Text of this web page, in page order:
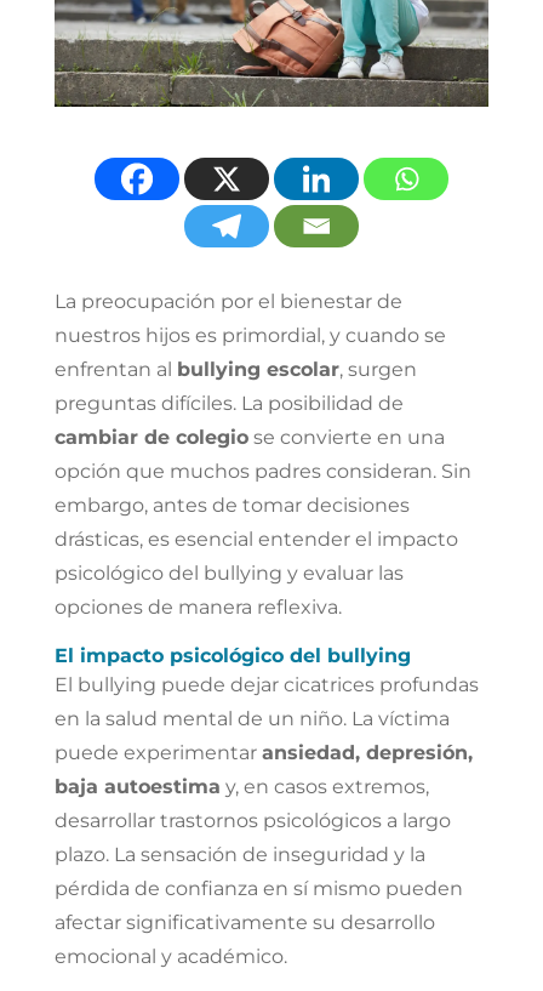
La preocupación por el bienestar de
nuestros hijos es primordial, y cuando se
enfrentan al bullying escolar, surgen
preguntas difíciles. La posibilidad de
cambiar de colegiose convierte en una
opción que muchos padres consideran. Sin
embargo, antes de tomar decisiones
drásticas, es esencial entender el impacto
psicológico del bullying y evaluar las
opciones de manera reflexiva.
El impacto psicológico del bullying
El bullying puede dejar cicatrices profundas
en la salud mental de un niño. La víctima
puede experimentar ansiedad, depresión,
baja autoestima y, en casos extremos,
desarrollar trastornos psicológicos a largo
plazo. La sensación de inseguridad y la
pérdida de confianza en sí mismo pueden
afectar significativamente su desarrollo
emocional y académico.